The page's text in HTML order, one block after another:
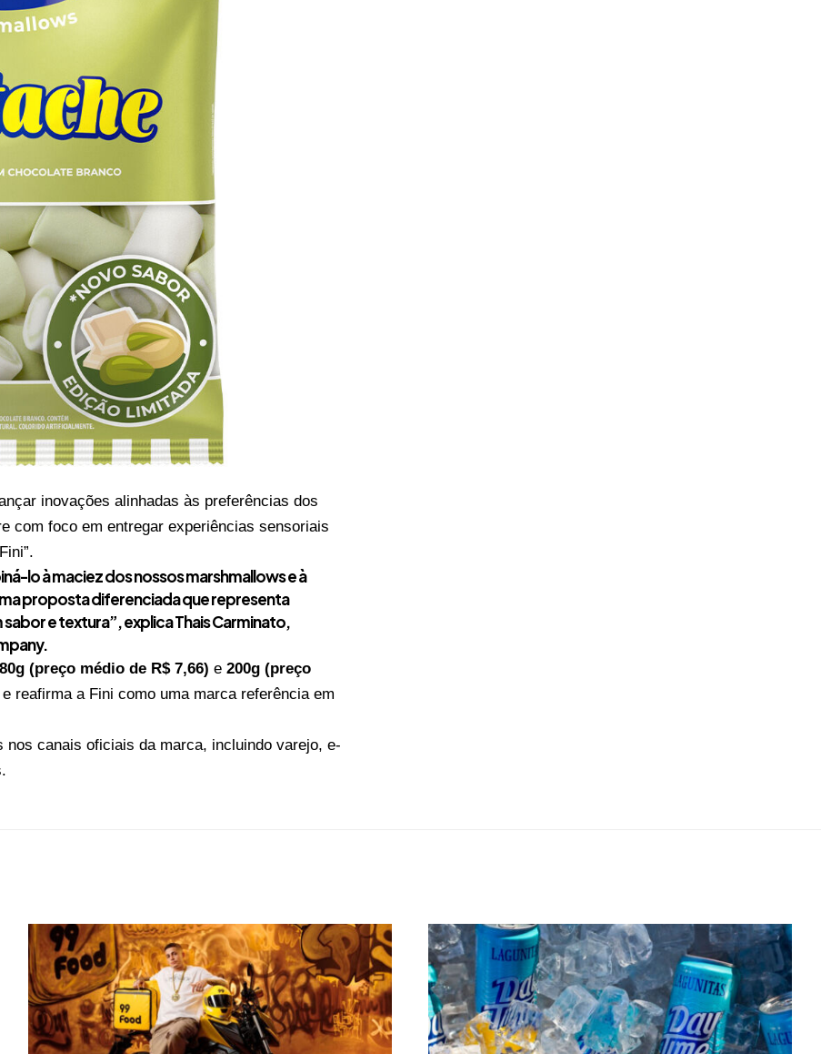
inovações alinhadas às preferências dos
com foco em entregar experiências sensoriais
lo à maciez dos nossos marshmallows e à
proposta diferenciada que representa
e textura”, explicaThais Carminato,
80g (preço médio de R$ 7,66) e200g (preço
reafirma a Fini como uma marca referência em
canais oficiais da marca, incluindo varejo, e-